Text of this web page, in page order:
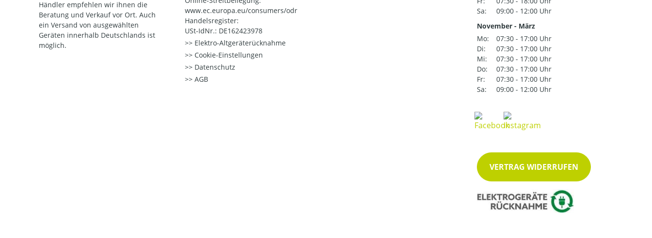
Händler empfehlen wir ihnen die
Beratung und Verkauf vor Ort. Auch
ein Versand von ausgewählten
Geräten innerhalb Deutschlands ist
möglich.
www.ec.europa.eu/consumers/odr
Handelsregister:
USt-IdNr.: DE162423978
Elektro-Altgeräterücknahme
Cookie-Einstellungen
Datenschutz
AGB
Sa:
09:00 - 12:00 Uhr
November - März
Mo:
07:30 - 17:00 Uhr
Di:
07:30 - 17:00 Uhr
Mi:
07:30 - 17:00 Uhr
Do:
07:30 - 17:00 Uhr
Fr:
07:30 - 17:00 Uhr
Sa:
09:00 - 12:00 Uhr
VERTRAG WIDERRUFEN